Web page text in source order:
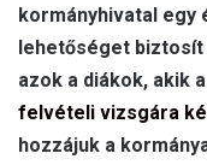
kormányhivatal
lehetőséget
azok a diákok, akik a
felvételi vizsgára
hozzájuk a